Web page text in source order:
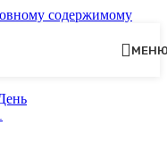
содержимому